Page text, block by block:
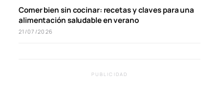
Comer bien sin cocinar: recetas y claves para una
alimentación saludable en verano
21/07/2026
PUBLICIDAD